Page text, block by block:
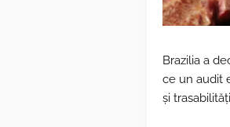
Brazilia a
ce un audit
și